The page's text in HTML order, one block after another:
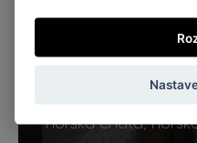
Nesbyen, Norsko
horská chata,